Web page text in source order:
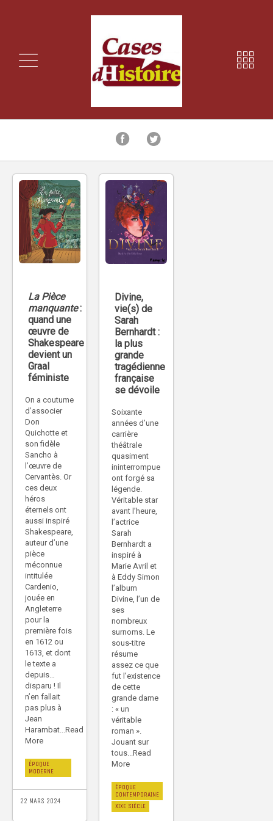
La Pièce
manquante:
quand une
œuvre de
Shakespeare
devient un
Graal
féministe
On a coutume
d’associer
Don
Quichotte et
son fidèle
Sancho à
l’œuvre de
Cervantès. Or
ces deux
héros
éternels ont
aussi inspiré
Shakespeare,
auteur d’une
pièce
méconnue
intitulée
Cardenio,
jouée en
Angleterre
pour la
première fois
en 1612 ou
1613, et dont
le texte a
depuis…
disparu ! Il
n’en fallait
pas plus à
Jean
Harambat...Read
More
ÉPOQUE
MODERNE
22 MARS 2024
Divine,
vie(s) de
Sarah
Bernhardt :
la plus
grande
tragédienne
française
se dévoile
Soixante
années d’une
carrière
théâtrale
quasiment
ininterrompue
ont forgé sa
légende.
Véritable star
avant l’heure,
l’actrice
Sarah
Bernhardt a
inspiré à
Marie Avril et
à Eddy Simon
l’album
Divine, l’un de
ses
nombreux
surnoms. Le
sous-titre
résume
assez ce que
fut l’existence
de cette
grande dame
: « un
véritable
roman ».
Jouant sur
tous...Read
More
ÉPOQUE
CONTEMPORAINE
XIXE SIÈCLE